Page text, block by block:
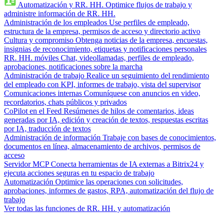
Automatización y RR. HH. Optimice flujos de trabajo y
administre información de RR. HH.
Administración de los empleados Use perfiles de empleado,
estructura de la empresa, permisos de acceso y directorio activo
Cultura y compromiso Obtenga noticias de la empresa, encuestas,
insignias de reconocimiento, etiquetas y notificaciones personales
RR. HH. móviles Chat, videollamadas, perfiles de empleado,
aprobaciones, notificaciones sobre la marcha
Administración de trabajo Realice un seguimiento del rendimiento
del empleado con KPI, informes de trabajo, vista del supervisor
Comunicaciones internas Comuníquese con anuncios en video,
recordatorios, chats públicos y privados
CoPilot en el Feed Resúmenes de hilos de comentarios, ideas
generadas por IA, edición y creación de textos, respuestas escritas
por IA, traducción de textos
Administración de información Trabaje con bases de conocimientos,
documentos en línea, almacenamiento de archivos, permisos de
acceso
Servidor MCP Conecta herramientas de IA externas a Bitrix24 y
ejecuta acciones seguras en tu espacio de trabajo
Automatización Optimice las operaciones con solicitudes,
aprobaciones, informes de gastos, RPA, automatización del flujo de
trabajo
Ver todas las funciones de RR. HH. y automatización